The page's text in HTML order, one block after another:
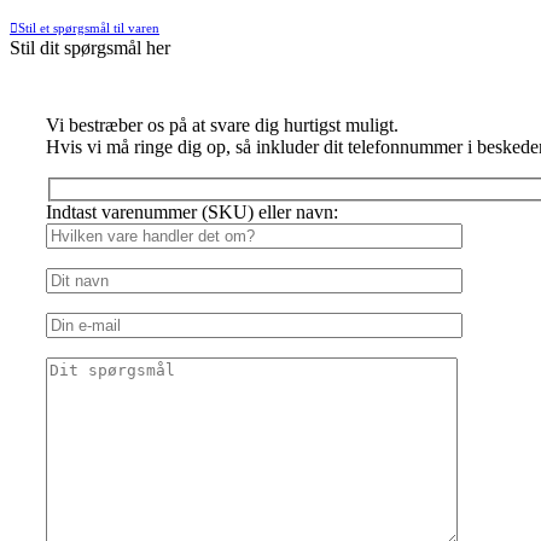
Stil et spørgsmål til varen
Stil dit spørgsmål her
Vi bestræber os på at svare dig hurtigst muligt.
Hvis vi må ringe dig op, så inkluder dit telefonnummer i
Indtast varenummer (SKU) eller navn: